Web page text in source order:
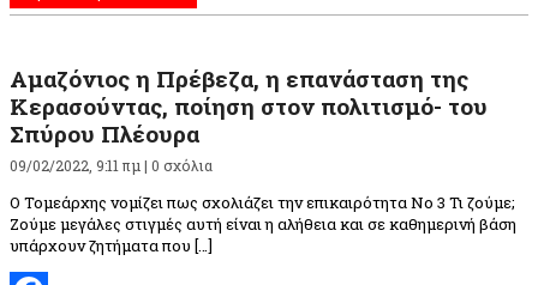
Αμαζόνιος η Πρέβεζα, η επανάσταση της
Κερασούντας, ποίηση στον πολιτισμό- του
Σπύρου Πλέουρα
09/02/2022, 9:11 πμ | 0 σχόλια
Ο Τομεάρχης νομίζει πως σχολιάζει την επικαιρότητα Νο 3 Τι ζούμε;
Ζούμε μεγάλες στιγμές αυτή είναι η αλήθεια και σε καθημερινή βάση
υπάρχουν ζητήματα που […]